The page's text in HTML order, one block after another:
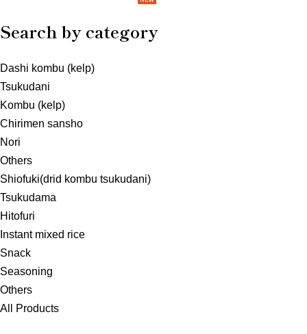
Search by category
Dashi kombu (kelp)
Tsukudani
Kombu (kelp)
Chirimen sansho
Nori
Others
Shiofuki(drid kombu tsukudani)
Tsukudama
Hitofuri
Instant mixed rice
Snack
Seasoning
Others
All Products